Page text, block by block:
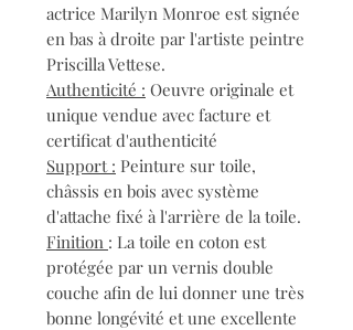
actrice Marilyn Monroe est signée
en bas à droite par l'artiste peintre
Priscilla Vettese.
Authenticité : Oeuvre originale et
unique vendue avec facture et
certificat d'authenticité
Support : Peinture sur toile,
châssis en bois avec système
d'attache fixé à l'arrière de la toile.
Finition : La toile en coton est
protégée par un vernis double
couche afin de lui donner une très
bonne longévité et une excellente